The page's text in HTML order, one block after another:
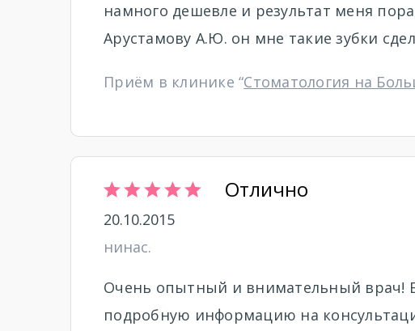
намного дешевле и результат меня
Арустамову А.Ю. он мне такие зубки
Приём в клинике “Стоматология на
Отлично
20.10.2015
нинас.
Очень опытный и внимательный врач!
подробную информацию на